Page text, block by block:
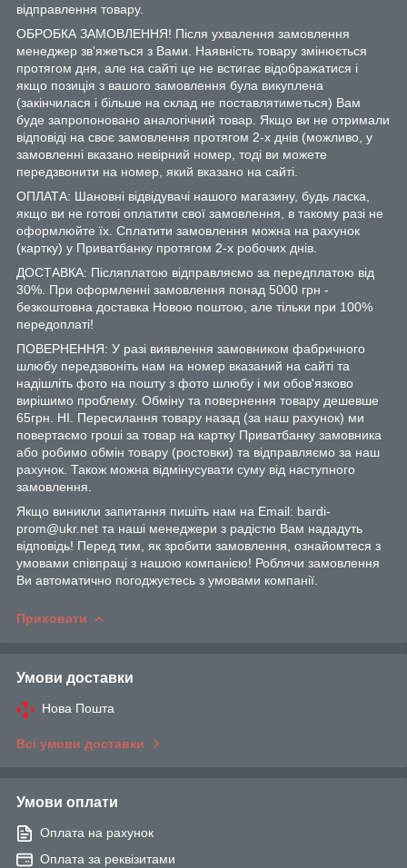
відправлення товару.
ОБРОБКА ЗАМОВЛЕННЯ! Після ухвалення замовлення
менеджер зв'яжеться з Вами. Наявність товару змінюється
протягом дня, але на сайті це не встигає відображатися і
якщо позиція з вашого замовлення була викуплена
(закінчилася і більше на склад не поставлятиметься) Вам
буде запропоновано аналогічний товар. Якщо ви не отримали
відповіді на своє замовлення протягом 2-х днів (можливо, у
замовленні вказано невірний номер, тоді ви можете
передзвонити на номер, який вказано на сайті.
ОПЛАТА: Шановні відвідувачі нашого магазину, будь ласка,
якщо ви не готові оплатити свої замовлення, в такому разі не
оформлюйте їх. Сплатити замовлення можна на рахунок
(картку) у Приватбанку протягом 2-х робочих днів.
ДОСТАВКА: Післяплатою відправляємо за передплатою від
30%. При оформленні замовлення понад 5000 грн -
безкоштовна доставка Новою поштою, але тільки при 100%
передоплаті!
ПОВЕРНЕННЯ: У разі виявлення замовником фабричного
шлюбу передзвоніть нам на номер вказаний на сайті та
надішліть фото на пошту з фото шлюбу і ми обов'язково
вирішимо проблему. Обміну та повернення товару дешевше
65грн. НІ. Пересилання товару назад (за наш рахунок) ми
повертаємо гроші за товар на картку Приватбанку замовника
або робимо обмін товару (ростовки) та відправляємо за наш
рахунок. Також можна відмінусувати суму від наступного
замовлення.
Якщо виникли запитання пишіть нам на Email: bardi-
prom@ukr.net та наші менеджери з радістю Вам нададуть
відповідь! Перед тим, як зробити замовлення, ознайомтеся з
умовами співпраці з нашою компанією! Роблячи замовлення
Ви автоматично погоджуєтесь з умовами компанії.
Приховати
Умови доставки
Нова Пошта
Всі умови доставки
Умови оплати
Оплата на рахунок
Оплата за реквізитами